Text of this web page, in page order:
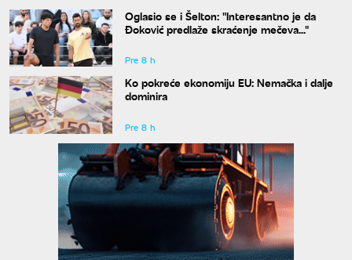
Oglasio se i Šelton: "Interesantno je da
Đoković predlaže skraćenje mečeva..."
Pre 8 h
Ko pokreće ekonomiju EU: Nemačka i dalje
dominira
Pre 8 h